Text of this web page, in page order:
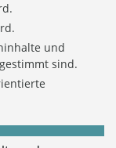
und
sind.